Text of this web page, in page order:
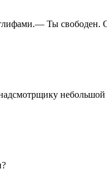
Ты свободен.